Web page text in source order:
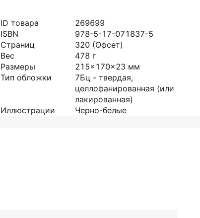
ID товара
269699
ISBN
978-5-17-071837-5
Страниц
320 (Офсет)
Вес
478 г
Размеры
215x170x23 мм
Тип обложки
7Бц - твердая,
целлофанированная (или
лакированная)
Иллюстрации
Черно-белые